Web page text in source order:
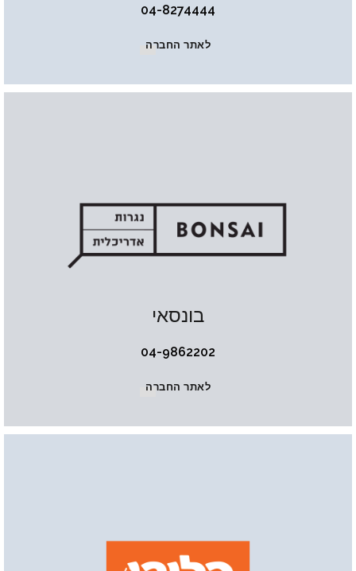
04-8274444
לאתר החברה
בונסאי
04-9862202
לאתר החברה